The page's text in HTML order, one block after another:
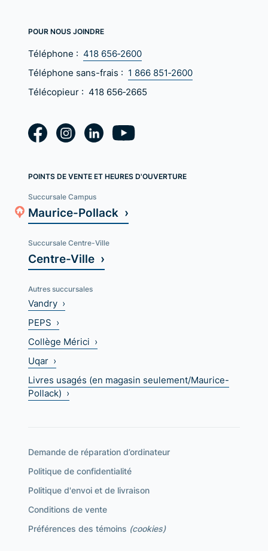
POUR NOUS JOINDRE
Téléphone : 418 656‑2600
Téléphone sans-frais : 1 866 851‑2600
Télécopieur : 418 656‑2665
POINTS DE VENTE ET HEURES D'OUVERTURE
Succursale Campus
Maurice-Pollack ›
Succursale Centre-Ville
Centre-Ville ›
Autres succursales
Vandry ›
PEPS ›
Collège Mérici ›
Uqar ›
Livres usagés (en magasin seulement/Maurice-
Pollack) ›
Demande de réparation d’ordinateur
Politique de confidentialité
Politique d'envoi et de livraison
Conditions de vente
Préférences des témoins (cookies)